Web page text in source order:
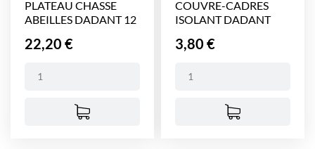
PLATEAU CHASSE
ABEILLES DADANT 12
Prix
22,20 €
COUVRE-CADRES
ISOLANT DADANT
Prix
3,80 €